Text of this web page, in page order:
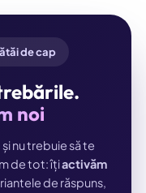
de cap
noi
nu trebuie să te
de tot: îțiactivăm
de răspuns,